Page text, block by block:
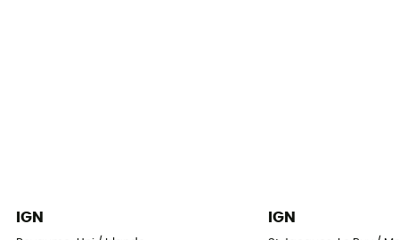
IGN IGN